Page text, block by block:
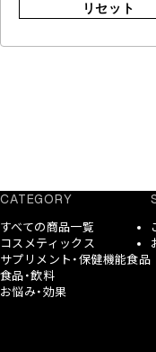
リセット
CATEGORY
すべての商品一覧
コスメティックス
サプリメント・保健機能食品
食品・飲料
お悩み・効果